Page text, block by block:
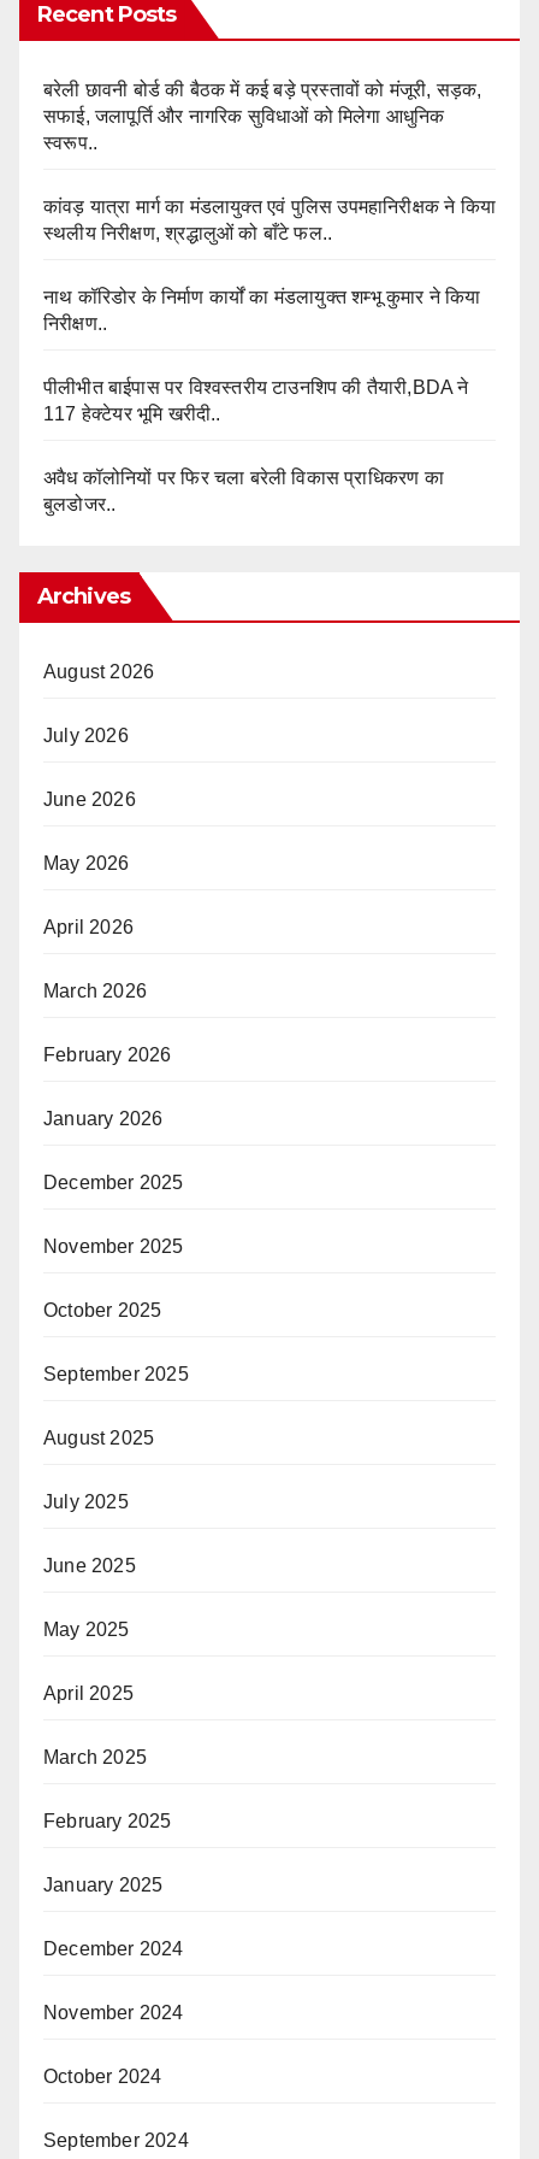
Recent Posts
बरेली छावनी बोर्ड की बैठक में कई बड़े प्रस्तावों को मंजूरी, सड़क,
सफाई, जलापूर्ति और नागरिक सुविधाओं को मिलेगा आधुनिक
स्वरूप..
कांवड़ यात्रा मार्ग का मंडलायुक्त एवं पुलिस उपमहानिरीक्षक ने किया
स्थलीय निरीक्षण, श्रद्धालुओं को बाँटे फल..
नाथ कॉरिडोर के निर्माण कार्यों का मंडलायुक्त शम्भू कुमार ने किया
निरीक्षण..
पीलीभीत बाईपास पर विश्वस्तरीय टाउनशिप की तैयारी,BDA ने
117 हेक्टेयर भूमि खरीदी..
अवैध कॉलोनियों पर फिर चला बरेली विकास प्राधिकरण का
बुलडोजर..
Archives
August 2026
July 2026
June 2026
May 2026
April 2026
March 2026
February 2026
January 2026
December 2025
November 2025
October 2025
September 2025
August 2025
July 2025
June 2025
May 2025
April 2025
March 2025
February 2025
January 2025
December 2024
November 2024
October 2024
September 2024